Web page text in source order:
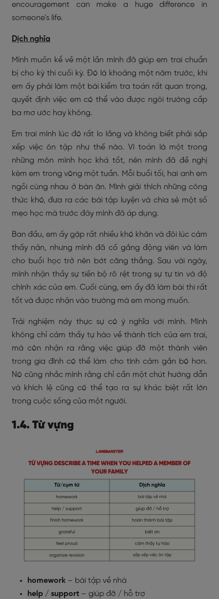
encouragement can make a huge difference in
someone’s life.
Dịch nghĩa
Mình muốn kể về một lần mình đã giúp em trai chuẩn
bị cho kỳ thi cuối kỳ. Đó là khoảng một năm trước, khi
em ấy phải làm một bài kiểm tra toán rất quan trọng,
quyết định việc em có thể vào được ngôi trường cấp
ba mơ ước hay không.
Em trai mình lúc đó rất lo lắng và không biết phải sắp
xếp việc ôn tập như thế nào. Vì toán là một trong
những môn mình học khá tốt, nên mình đã đề nghị
kèm em trong vòng một tuần. Mỗi buổi tối, hai anh em
ngồi cùng nhau ở bàn ăn. Mình giải thích những công
thức khó, đưa ra các bài tập luyện và chia sẻ một số
mẹo học mà trước đây mình đã áp dụng.
Ban đầu, em ấy gặp rất nhiều khó khăn và đôi lúc cảm
thấy nản, nhưng mình đã cố gắng động viên và làm
cho buổi học trở nên bớt căng thẳng. Sau vài ngày,
mình nhận thấy sự tiến bộ rõ rệt trong sự tự tin và độ
chính xác của em. Cuối cùng, em ấy đã làm bài thi rất
tốt và được nhận vào trường mà em mong muốn.
Trải nghiệm này thực sự có ý nghĩa với mình. Mình
không chỉ cảm thấy tự hào về thành tích của em trai,
mà còn nhận ra rằng việc giúp đỡ một thành viên
trong gia đình có thể làm cho tình cảm gắn bó hơn.
Nó cũng nhắc mình rằng chỉ cần một chút hướng dẫn
và khích lệ cũng có thể tạo ra sự khác biệt rất lớn
trong cuộc sống của một người.
1.4. Từ vựng
homework – bài tập về nhà
help / support – giúp đỡ / hỗ trợ